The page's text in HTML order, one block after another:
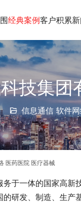
经典案例客户积累
技集
信息通信 软件
医药医院 医疗器械
于一体的国家高
研发、制造、生